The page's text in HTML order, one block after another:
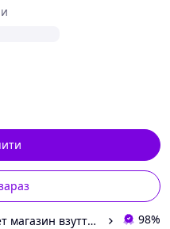
Продавець "Мої туфлі" - інтернет магазин взуття на всі випадки життя. 98%